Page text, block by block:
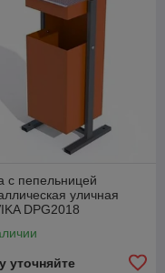
с пепельницей
уличная
DPG2018
уточняйте